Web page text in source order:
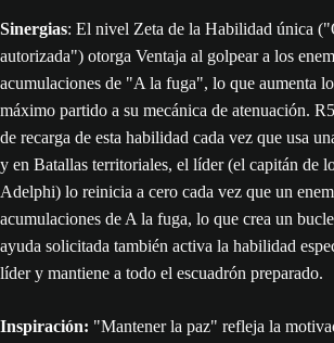
Sinergias: El nivel Zeta de la Habilidad única
autorizada") otorga Ventaja al golpear a los
acumulaciones de "A la fuga", lo que aumenta
máximo partido a su mecánica de atenuación.
de recarga de esta habilidad cada vez que usa
y en Batallas territoriales, el líder (el capitán de
Adelphi) lo reinicia a cero cada vez que un
acumulaciones de A la fuga, lo que crea un
ayuda solicitada también activa la habilidad
líder y mantiene a todo el escuadrón preparado.
Inspiración: "Mantener la paz" refleja la